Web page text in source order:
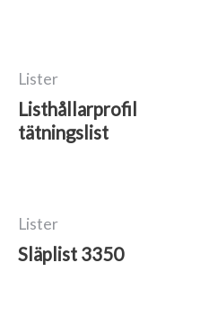
Lister
Listhållarprofil
tätningslist
Lister
Släplist 3350